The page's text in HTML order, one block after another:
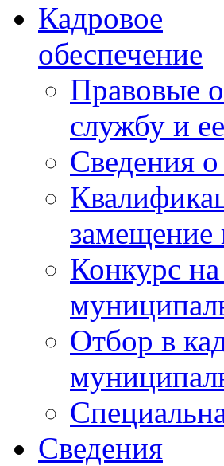
Кадровое
обеспечение
Правовые
службу и
Сведения
замещение
Конкурс
Отбор в
Сведения